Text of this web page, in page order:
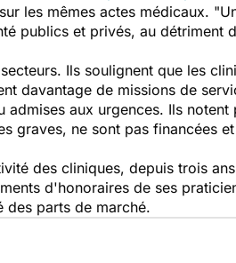
les mêmes actes médicaux.
publics et privés, au détriment
Ils soulignent que les
davantage de missions de
aux urgences. Ils notent
graves, ne sont pas financées
des cliniques, depuis trois
d'honoraires de ses
parts de marché.